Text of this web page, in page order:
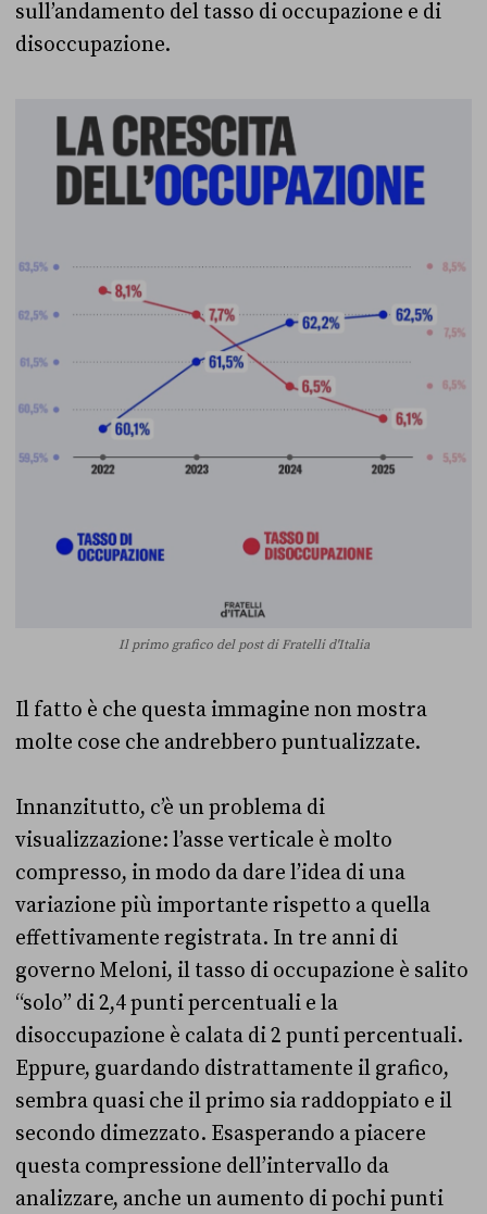
sull’andamento del tasso di occupazione e di
disoccupazione.
Il primo grafico del post di Fratelli d'Italia
Il fatto è che questa immagine non mostra
molte cose che andrebbero puntualizzate.
Innanzitutto, c’è un problema di
visualizzazione: l’asse verticale è molto
compresso, in modo da dare l’idea di una
variazione più importante rispetto a quella
effettivamente registrata. In tre anni di
governo Meloni, il tasso di occupazione è salito
“solo” di 2,4 punti percentuali e la
disoccupazione è calata di 2 punti percentuali.
Eppure, guardando distrattamente il grafico,
sembra quasi che il primo sia raddoppiato e il
secondo dimezzato. Esasperando a piacere
questa compressione dell’intervallo da
analizzare, anche un aumento di pochi punti